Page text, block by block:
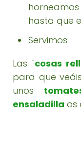
hasta que
Servimos.
Las "cosas
para que
unos
ensaladilla os